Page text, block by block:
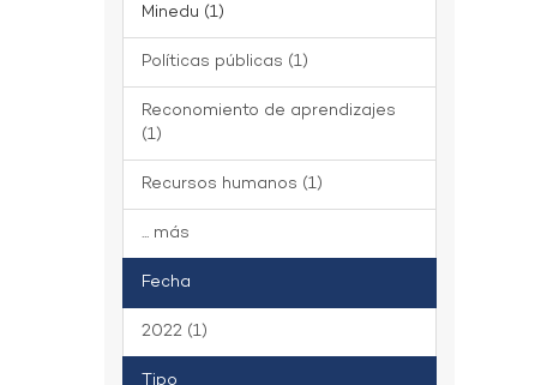
Minedu (1)
Políticas públicas (1)
Reconomiento de aprendizajes
(1)
Recursos humanos (1)
... más
Fecha
2022 (1)